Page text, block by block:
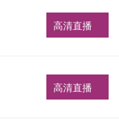
高清直播
高清直播